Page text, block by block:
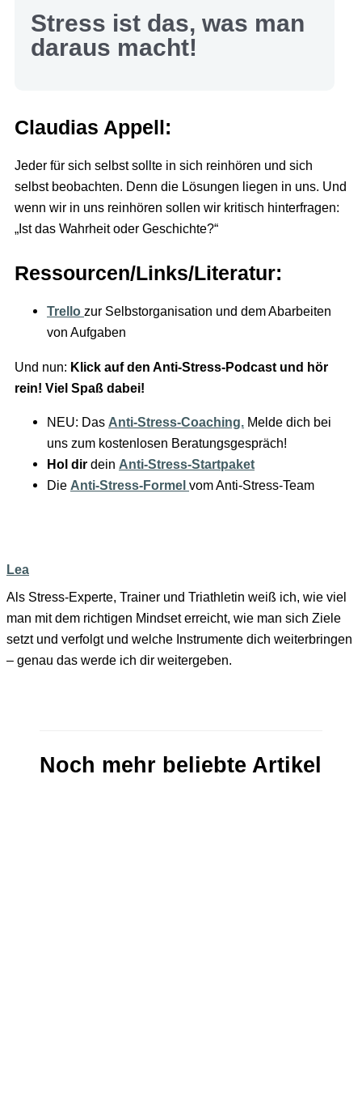
Stress ist das, was man
daraus macht!
Claudias Appell:
Jeder für sich selbst sollte in sich reinhören und sich
selbst beobachten. Denn die Lösungen liegen in uns. Und
wenn wir in uns reinhören sollen wir kritisch hinterfragen:
„Ist das Wahrheit oder Geschichte?“
Ressourcen/Links/Literatur:
Trello zur Selbstorganisation und dem Abarbeiten
von Aufgaben
Und nun: Klick auf den Anti-Stress-Podcast und hör
rein! Viel Spaß dabei!
NEU: Das Anti-Stress-Coaching. Melde dich bei
uns zum kostenlosen Beratungsgespräch!
Hol dir dein Anti-Stress-Startpaket
Die Anti-Stress-Formel vom Anti-Stress-Team
Lea
Als Stress-Experte, Trainer und Triathletin weiß ich, wie viel
man mit dem richtigen Mindset erreicht, wie man sich Ziele
setzt und verfolgt und welche Instrumente dich weiterbringen
– genau das werde ich dir weitergeben.
Noch mehr beliebte Artikel